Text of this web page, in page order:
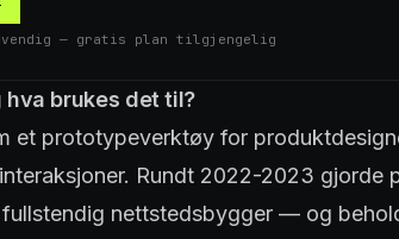
— gratis plan tilgjengelig
hva brukes det til?
et prototypeverktøy for
Rundt 2022-2023 gjorde
nettstedsbygger — og